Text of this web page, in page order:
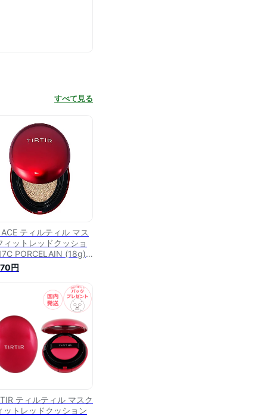
すべて見る
ティルティル マス
ィットレッドクッショ
PORCELAIN (18g)
ションファンデーショ
円
ティルティル マスク
ットレッドクッション